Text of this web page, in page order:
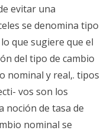
evitar una
se denomina tipo
que sugiere que el
del tipo de cambio
nominal y real,. tipos
vos son los
noción de tasa de
nominal se